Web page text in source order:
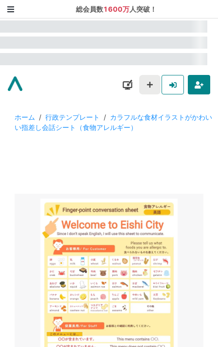
総会員数1600万人突破！
ホーム / 行政テンプレート / カラフルな食材イラストがかわい
い指差し会話シート（食物アレルギー）